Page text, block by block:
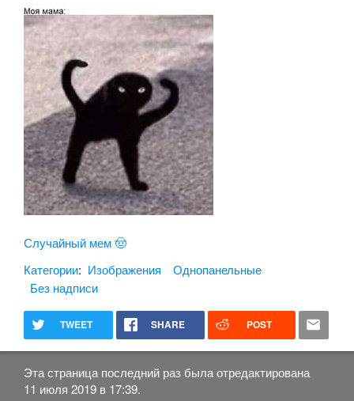
Случайный мем 🤠
Категории: Изображения
Однопанельные
Без надписи
TWEET SHARE POST
Эта страница последний раз была отредактирована
11 июля 2019 в 17:39.